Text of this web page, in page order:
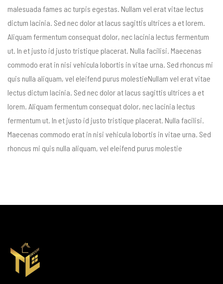
malesuada fames ac turpis egestas. Nullam vel erat vitae lectus
dictum lacinia. Sed nec dolor at lacus sagittis ultrices a et lorem.
Aliquam fermentum consequat dolor, nec lacinia lectus fermentum
ut. In et justo id justo tristique placerat. Nulla facilisi. Maecenas
commodo erat in nisi vehicula lobortis in vitae urna. Sed rhoncus mi
quis nulla aliquam, vel eleifend purus molestieNullam vel erat vitae
lectus dictum lacinia. Sed nec dolor at lacus sagittis ultrices a et
lorem. Aliquam fermentum consequat dolor, nec lacinia lectus
fermentum ut. In et justo id justo tristique placerat. Nulla facilisi.
Maecenas commodo erat in nisi vehicula lobortis in vitae urna. Sed
rhoncus mi quis nulla aliquam, vel eleifend purus molestie